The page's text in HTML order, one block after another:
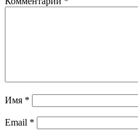
Имя *
Email *